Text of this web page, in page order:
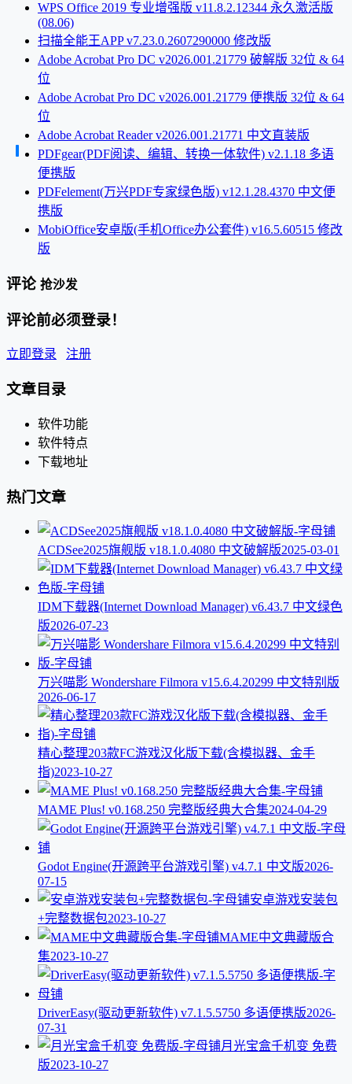
WPS Office 2019 专业增强版 v11.8.2.12344 永久激活版
(08.06)
扫描全能王APP v7.23.0.2607290000 修改版
Adobe Acrobat Pro DC v2026.001.21779 破解版 32位 & 64
位
Adobe Acrobat Pro DC v2026.001.21779 便携版 32位 & 64
位
Adobe Acrobat Reader v2026.001.21771 中文直装版
PDFgear(PDF阅读、编辑、转换一体软件) v2.1.18 多语
便携版
PDFelement(万兴PDF专家绿色版) v12.1.28.4370 中文便
携版
MobiOffice安卓版(手机Office办公套件) v16.5.60515 修改
版
评论 抢沙发
评论前必须登录！
立即登录 注册
文章目录
软件功能
软件特点
下载地址
热门文章
ACDSee2025旗舰版 v18.1.0.4080 中文破解版2025-03-01
IDM下载器(Internet Download Manager) v6.43.7 中文绿色
版2026-07-23
万兴喵影 Wondershare Filmora v15.6.4.20299 中文特别版
2026-06-17
精心整理203款FC游戏汉化版下载(含模拟器、金手
指)2023-10-27
MAME Plus! v0.168.250 完整版经典大合集2024-04-29
Godot Engine(开源跨平台游戏引擎) v4.7.1 中文版2026-
07-15
安卓游戏安装包
+完整数据包2023-10-27
MAME中文典藏版合
集2023-10-27
DriverEasy(驱动更新软件) v7.1.5.5750 多语便携版2026-
07-31
月光宝盒千机变 免费
版2023-10-27